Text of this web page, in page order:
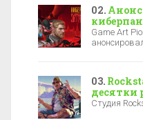
Game Art
десятки
полгода
Студия